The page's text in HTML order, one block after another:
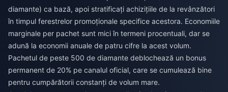
diamante) ca bază, apoi stratificați achizițiile de la revânzători
în timpul ferestrelor promoționale specifice acestora. Economiile
marginale per pachet sunt mici în termeni procentuali, dar se
adună la economii anuale de patru cifre la acest volum.
Pachetul de peste 500 de diamante deblochează un bonus
permanent de 20% pe canalul oficial, care se cumulează bine
pentru cumpărătorii constanți de volum mare.